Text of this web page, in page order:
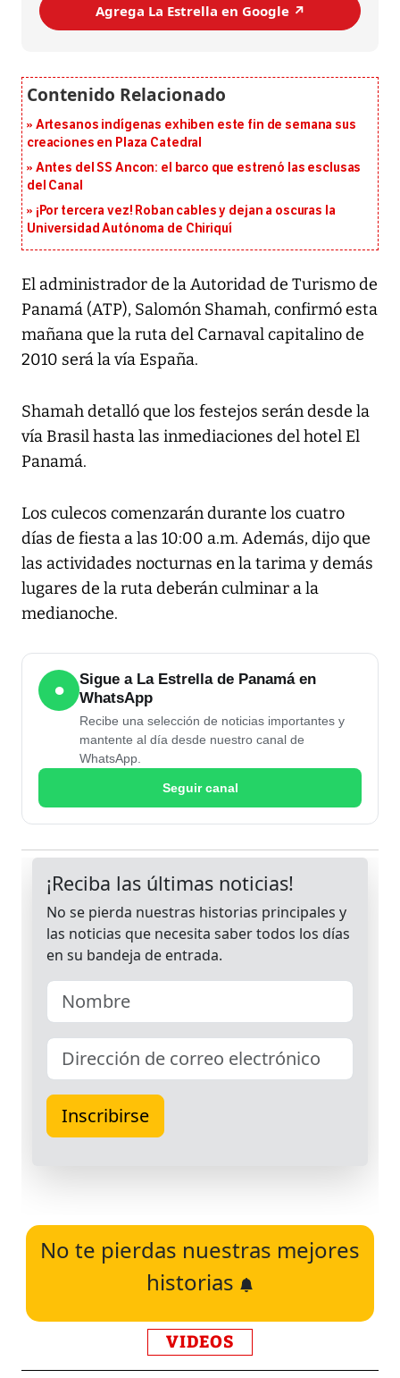
Agrega La Estrella en Google ↗️
Artesanos indígenas exhiben este fin de semana sus
creaciones en Plaza Catedral
Antes del SS Ancon: el barco que estrenó las esclusas
del Canal
¡Por tercera vez! Roban cables y dejan a oscuras la
Universidad Autónoma de Chiriquí
El administrador de la Autoridad de Turismo de
Panamá (ATP), Salomón Shamah, confirmó esta
mañana que la ruta del Carnaval capitalino de
2010 será la vía España.
Shamah detalló que los festejos serán desde la
vía Brasil hasta las inmediaciones del hotel El
Panamá.
Los culecos comenzarán durante los cuatro
días de fiesta a las 10:00 a.m. Además, dijo que
las actividades nocturnas en la tarima y demás
lugares de la ruta deberán culminar a la
medianoche.
●
Sigue a La Estrella de Panamá en
WhatsApp
Recibe una selección de noticias importantes y
mantente al día desde nuestro canal de
WhatsApp.
Seguir canal
No te pierdas nuestras mejores
historias
VIDEOS